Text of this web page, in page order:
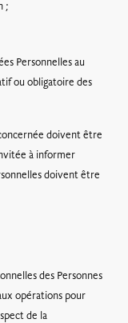
;
Personnelles au
ou obligatoire des
doivent être
à informer
doivent être
des Personnes
opérations pour
de la